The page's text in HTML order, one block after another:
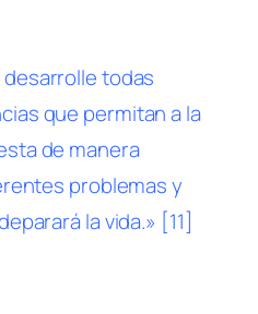
todas
que permitan a la
de manera
problemas y
la vida.» [11]